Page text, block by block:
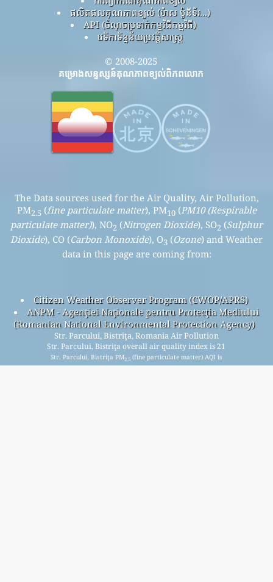
ផលិតផលគុណភាពខ្យល់ (ម៉ាស ម៉ូនីទ័រ...)
API (ចំណុចប្រទាក់កម្មវិធីកម្មវិធី)
វេទិកាទិន្នន័យប្រវត្តិសាស្ត្រ
© 2008-2025
គម្រោងសន្ទស្សន៍គុណភាពខ្យល់ពិភពលោក
The Data sources used for the Air Quality, Air Pollution,
PM2.5 (fine particulate matter), PM10(PM10 (Respirable
particulate matter)), NO2 (Nitrogen Dioxide), SO2 (Sulphur
Dioxide), CO (Carbon Monoxide), O3 (Ozone) and Weather
data in this page are coming from:
Citizen Weather Observer Program (CWOP/APRS)
ANPM - Agenţiei Naţionale pentru Protecţia Mediului
(Romanian National Environmental Protection Agency)
Str. Parcului, Bistriţa, Romania Air Pollution
Str. Parcului, Bistriţa overall air quality index is 21
Str. Parcului, Bistriţa PM2.5(fine particulate matter) AQI is
n/a - Str. Parcului, Bistriţa PM (PM10 (Respirable